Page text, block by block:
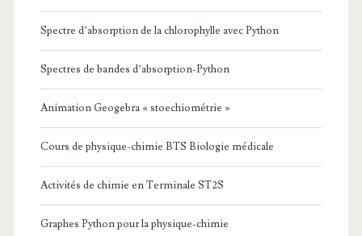
Spectre d’absorption de la chlorophylle avec Python
Spectres de bandes d’absorption-Python
Animation Geogebra « stoechiométrie »
Cours de physique-chimie BTS Biologie médicale
Activités de chimie en Terminale ST2S
Graphes Python pour la physique-chimie